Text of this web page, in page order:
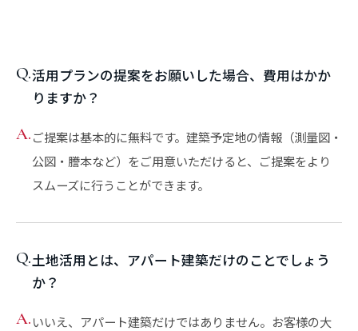
Q.活用プランの提案をお願いした場合、費用はかか
りますか？
A.ご提案は基本的に無料です。建築予定地の情報（測量図・
公図・謄本など）をご用意いただけると、ご提案をより
スムーズに行うことができます。
Q.土地活用とは、アパート建築だけのことでしょう
か？
A.いいえ、アパート建築だけではありません。お客様の大